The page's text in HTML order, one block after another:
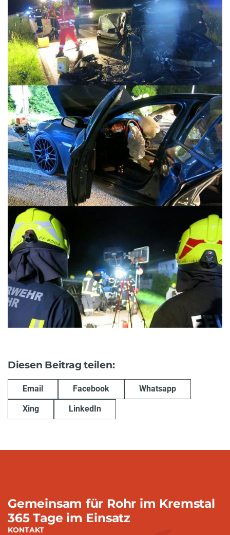
Diesen Beitrag teilen:
Email Facebook Whatsapp
Xing LinkedIn
Gemeinsam für Rohr im Kremstal
365 Tage im Einsatz
KONTAKT